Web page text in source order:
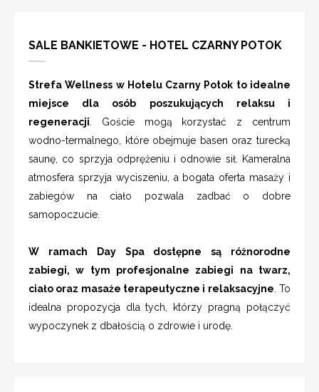
SALE BANKIETOWE - HOTEL CZARNY POTOK
Strefa Wellness w Hotelu Czarny Potok to idealne
miejsce dla osób poszukujących relaksu i
regeneracji . Goście mogą korzystać z centrum
wodno-termalnego, które obejmuje basen oraz turecką
saunę, co sprzyja odprężeniu i odnowie sił. Kameralna
atmosfera sprzyja wyciszeniu, a bogata oferta masaży i
zabiegów na ciało pozwala zadbać o dobre
samopoczucie.
W ramach Day Spa dostępne są różnorodne
zabiegi, w tym profesjonalne zabiegi na twarz,
ciało oraz masaże terapeutyczne i relaksacyjne . To
idealna propozycja dla tych, którzy pragną połączyć
wypoczynek z dbałością o zdrowie i urodę.